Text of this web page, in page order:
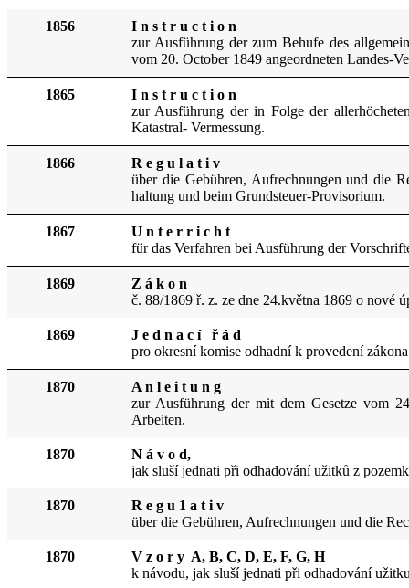
1856
I n s t r u c t i o n
zur Ausführung der zum Behufe des
vom 20. October 1849 angeordneten Landes-
1865
I n s t r u c t i o n
zur Ausführung der in Folge der
Katastral- Vermessung.
1866
R e g u l a t i v
über die Gebühren, Aufrechnungen und die
haltung und beim Grundsteuer-Provisorium.
1867
U n t e r r i c h t
für das Verfahren bei Ausführung der
1869
Z á k o n
č. 88/1869 ř. z. ze dne 24.května 1869 o nové
1869
J e d n a c í ř á d
pro okresní komise odhadní k provedení
1870
A n l e i t u n g
zur Ausführung der mit dem Gesetze vom
Arbeiten.
1870
N á v o d,
jak sluší jednati při odhadování užitků z
1870
R e g u 1 a t i v
über die Gebühren, Aufrechnungen und die
1870
V z o r y A, B, C, D, E, F, G, H
k návodu, jak sluší jednati při odhadování